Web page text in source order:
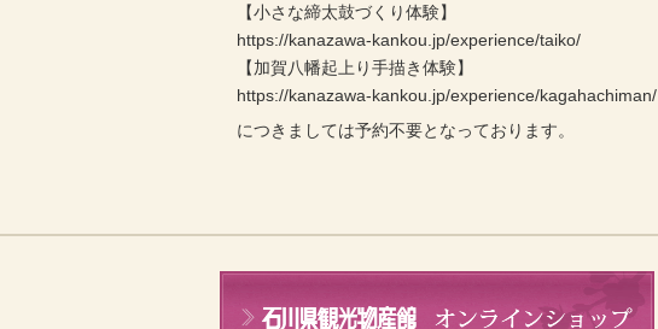
【小さな締太鼓づくり体験】
https://kanazawa-kankou.jp/experience/taiko/
【加賀八幡起上り手描き体験】
https://kanazawa-kankou.jp/experience/kagahachiman/
につきましては予約不要となっております。